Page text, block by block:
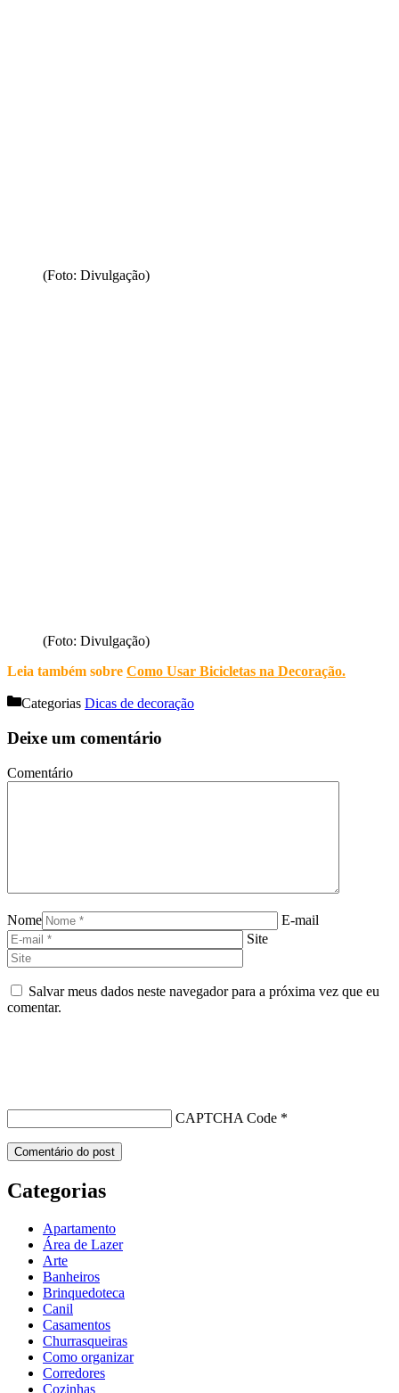
(Foto: Divulgação)
(Foto: Divulgação)
Leia também sobre Como Usar Bicicletas na Decoração.
Categorias Dicas de decoração
Deixe um comentário
Comentário
Nome
E-mail
Site
Salvar meus dados neste navegador para a próxima vez que eu
comentar.
CAPTCHA Code *
Categorias
Apartamento
Área de Lazer
Arte
Banheiros
Brinquedoteca
Canil
Casamentos
Churrasqueiras
Como organizar
Corredores
Cozinhas